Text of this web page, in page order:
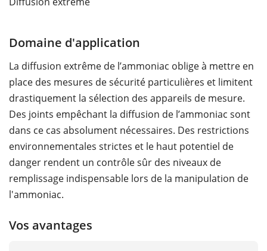
Domaine d'application
La diffusion extrême de l’ammoniac oblige à mettre en
place des mesures de sécurité particulières et limitent
drastiquement la sélection des appareils de mesure.
Des joints empêchant la diffusion de l’ammoniac sont
dans ce cas absolument nécessaires. Des restrictions
environnementales strictes et le haut potentiel de
danger rendent un contrôle sûr des niveaux de
remplissage indispensable lors de la manipulation de
l'ammoniac.
Vos avantages